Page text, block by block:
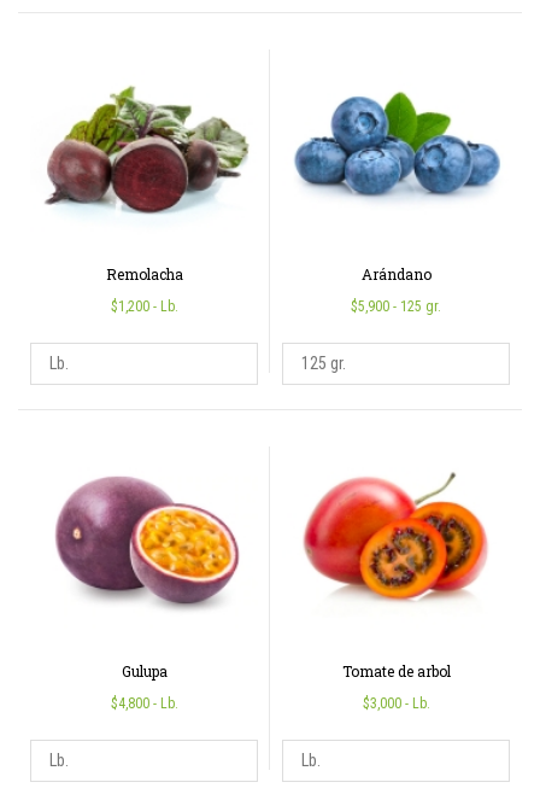
Remolacha
$1,200 - Lb.
Arándano
$5,900 - 125 gr.
Gulupa
$4,800 - Lb.
Tomate de arbol
$3,000 - Lb.